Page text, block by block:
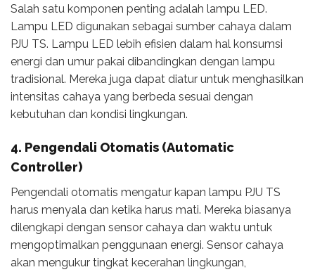
Salah satu komponen penting adalah lampu LED.
Lampu LED digunakan sebagai sumber cahaya dalam
PJU TS. Lampu LED lebih efisien dalam hal konsumsi
energi dan umur pakai dibandingkan dengan lampu
tradisional. Mereka juga dapat diatur untuk menghasilkan
intensitas cahaya yang berbeda sesuai dengan
kebutuhan dan kondisi lingkungan.
4. Pengendali Otomatis (Automatic
Controller)
Pengendali otomatis mengatur kapan lampu PJU TS
harus menyala dan ketika harus mati. Mereka biasanya
dilengkapi dengan sensor cahaya dan waktu untuk
mengoptimalkan penggunaan energi. Sensor cahaya
akan mengukur tingkat kecerahan lingkungan,